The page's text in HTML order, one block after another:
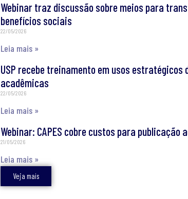
Webinar traz discussão sobre meios para
benefícios sociais
22/05/2026
Leia mais »
USP recebe treinamento em usos estratégicos
acadêmicas
22/05/2026
Leia mais »
Webinar: CAPES cobre custos para publicação
21/05/2026
Leia mais »
Veja mais